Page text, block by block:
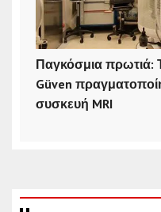
Παγκόσμια πρωτιά:
Güven
συσκευή MRI